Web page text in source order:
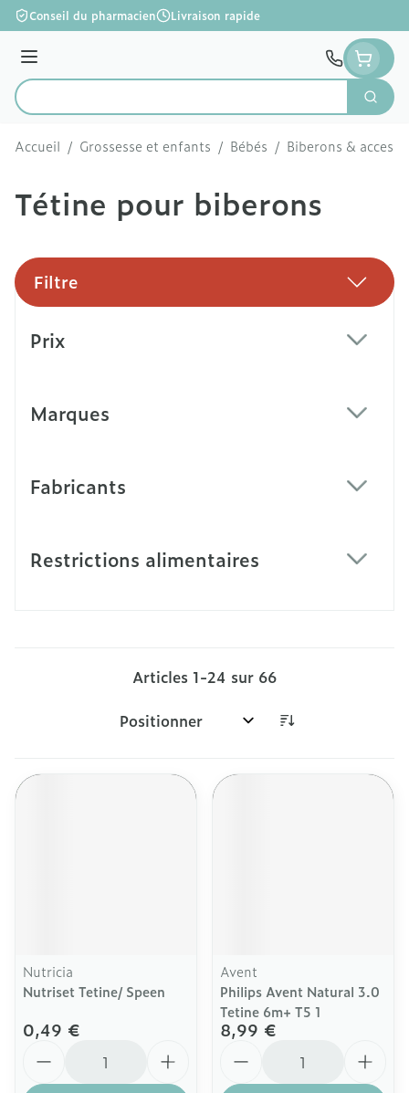
Aller au contenu
Conseil du pharmacien Livraison rapide
Menu
Rechercher
Accueil / Grossesse et enfants / Bébés / Biberons &
Tétine pour biberons
Filtre
Prix
Marques
Fabricants
Restrictions alimentaires
Articles 1-24 sur 66
Trier par:
Nutricia
Nutriset Tetine/ Speen
0,49 €
Avent
Philips Avent Natural 3.0
Tetine 6m+ T5 1
8,99 €